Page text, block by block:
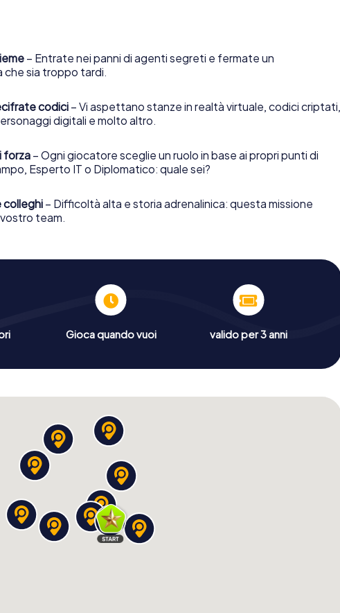
– Entrate nei panni di agenti segreti e fermate un
che sia troppo tardi.
codici – Vi aspettano stanze in realtà virtuale, codici criptati,
digitali e molto altro.
forza – Ogni giocatore sceglie un ruolo in base ai propri punti di
Esperto IT o Diplomatico: quale sei?
colleghi – Difficoltà alta e storia adrenalinica: questa missione
team.
Gioca quando vuoi valido per 3 anni